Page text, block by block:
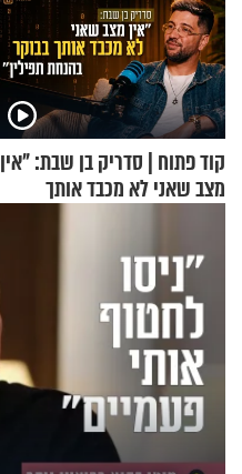
קוד פתוח | סדריק בן שבת: "אין
מצב שאני לא מכבד אותך